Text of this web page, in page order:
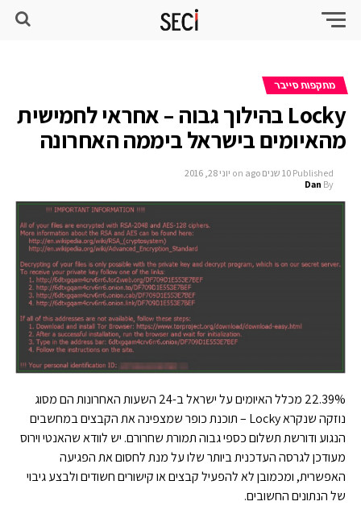
מתקפות סייבר
Locky בהילוך גבוה – אחראי לחמישית
מהאיומים בישראל ביממה האחרונה
Published 10 שנים ago on יוני 28, 2016
By
Dan
22.39% מכלל האיומים על ישראל ב-24 השעות האחרונות הם מסוג
נוזקה שנקרא Locky – תוכנת כופר שמצפינה את הקבצים במחשבים
הנגוע ודורשת תשלום כספי גבוה תמורת שחרורם. יש לוודא שהאנטי וירוס
מעודכן לגרסה העדכנית ביותר שלו על מנת לחסום את הפגיעה
האפשרית, ומכמובן לא להפעיל קבצים או קישורים חשודים ולבצע גיבוי
של הנתונים החשובים.